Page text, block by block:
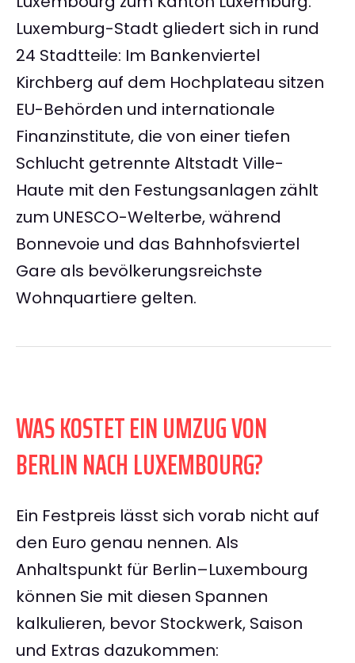
Luxemburg-Stadt gliedert sich in rund
24 Stadtteile: Im Bankenviertel
Kirchberg auf dem Hochplateau sitzen
EU-Behörden und internationale
Finanzinstitute, die von einer tiefen
Schlucht getrennte Altstadt Ville-
Haute mit den Festungsanlagen zählt
zum UNESCO-Welterbe, während
Bonnevoie und das Bahnhofsviertel
Gare als bevölkerungsreichste
Wohnquartiere gelten.
WAS KOSTET EIN UMZUG VON
BERLIN NACH LUXEMBOURG?
Ein Festpreis lässt sich vorab nicht auf
den Euro genau nennen. Als
Anhaltspunkt für Berlin–Luxembourg
können Sie mit diesen Spannen
kalkulieren, bevor Stockwerk, Saison
und Extras dazukommen: